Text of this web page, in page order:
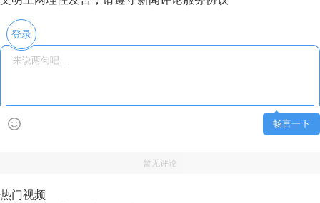
登录
畅言一下
暂无评论
热门视频